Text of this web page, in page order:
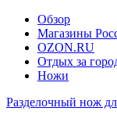
Обзор
Магазины
OZON.RU
Отдых за
Ножи
Разделочный нож